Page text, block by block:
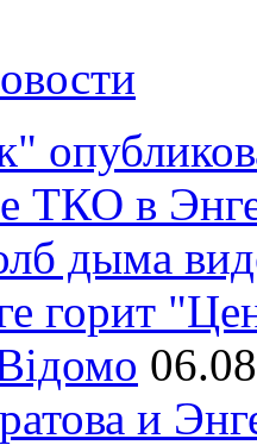
ТКО в
дыма
горит
и